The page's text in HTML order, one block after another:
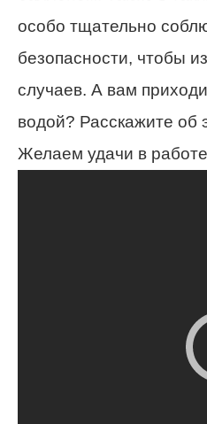
особо тщательно
безопасности, чтобы
случаев. А вам
водой? Расскажите об
Желаем удачи в